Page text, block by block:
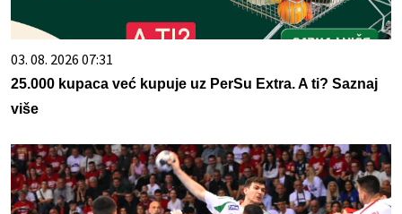
03. 08. 2026 07:31
25.000 kupaca već kupuje uz PerSu Extra. A ti? Saznaj
više